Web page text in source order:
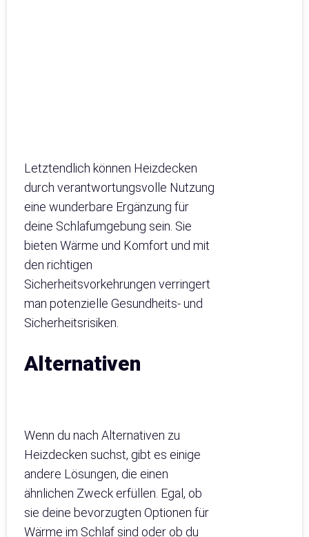
Letztendlich können Heizdecken
durch verantwortungsvolle Nutzung
eine wunderbare Ergänzung für
deine Schlafumgebung sein. Sie
bieten Wärme und Komfort und mit
den richtigen
Sicherheitsvorkehrungen verringert
man potenzielle Gesundheits- und
Sicherheitsrisiken.
Alternativen
Wenn du nach Alternativen zu
Heizdecken suchst, gibt es einige
andere Lösungen, die einen
ähnlichen Zweck erfüllen. Egal, ob
sie deine bevorzugten Optionen für
Wärme im Schlaf sind oder ob du